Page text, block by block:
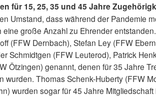
für 15, 25, 35 und 45 Jahre
Umstand, dass während der Pandemie
eine große Anzahl zu Ehrender
(FFW Dernbach), Stefan Ley (FFW
Schmidtgen (FFW Leuterod), Patrick
Ötzingen) genannt, denen für 35 Jahre
wurden. Thomas Schenk-Huberty (FFW
wurden sogar für 45 Jahre